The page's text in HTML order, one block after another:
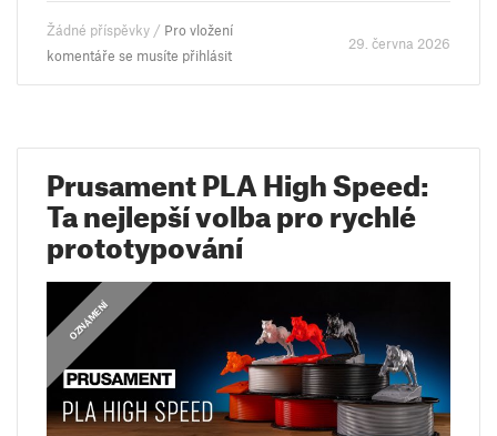
Žádné příspěvky / Pro vložení
komentáře se musíte přihlásit
29. června 2026
Prusament PLA High Speed:
Ta nejlepší volba pro rychlé
prototypování
OZNÁMENÍ
OZNÁMENÍ